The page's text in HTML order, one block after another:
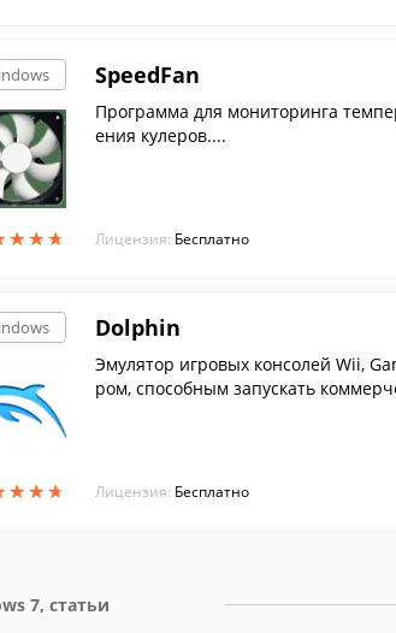
★★★
★★★
SpeedFan
Программа для мониторинга
ения кулеров....
Лицензия: Бесплатно
★★★
★★★
Dolphin
Эмулятор игровых консолей Wii,
ром, способным запускать
Лицензия: Бесплатно
7, статьи